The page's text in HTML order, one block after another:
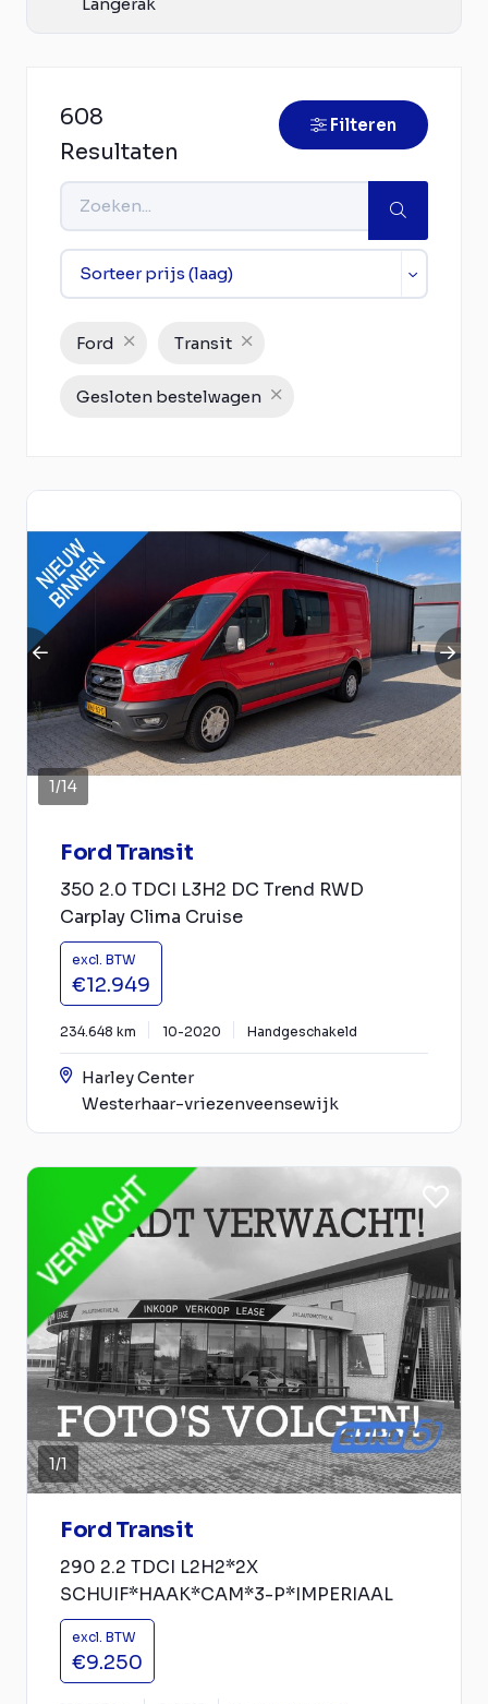
608
Resultaten
Filteren
Ford Transit
Gesloten bestelwagen
1/14
Ford Transit
350 2.0 TDCI L3H2 DC Trend RWD
Carplay Clima Cruise
excl. BTW
€12.949
234.648 km 10-2020 Handgeschakeld
Harley Center
Westerhaar-vriezenveensewijk
1/1
Ford Transit
290 2.2 TDCI L2H2*2X
SCHUIF*HAAK*CAM*3-P*IMPERIAAL
excl. BTW
€9.250